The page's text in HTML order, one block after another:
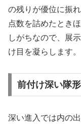
の残りが優位に振
点数を詰めたとき
しがちなので、展
け目を凝らします。
前付け深い隊
深い進入では内の